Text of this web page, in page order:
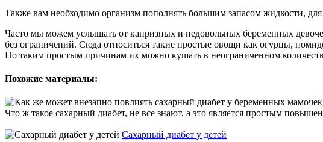
Также вам необходимо организм пополнять большим запасом жидкости,
Часто мы можем услышать от капризных и недовольных беременных
без ограничений. Сюда относиться такие простые овощи как огурцы,
По таким простым причинам их можно кушать в неограниченном
Похожие материалы:
Что ж такое сахарный диабет, не все знают, а это является простым
Сахарный диабет у детей